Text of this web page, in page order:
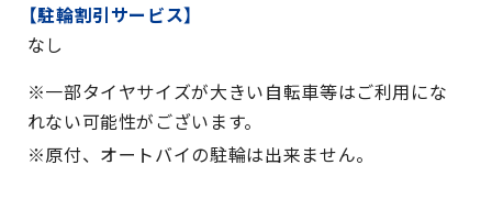
【駐輪割引サービス】
なし
※一部タイヤサイズが大きい自転車等はご利用にな
れない可能性がございます。
※原付、オートバイの駐輪は出来ません。